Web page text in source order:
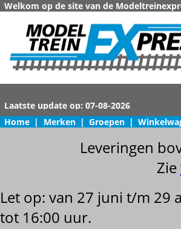
Welkom op de site van de
Home | Merken | Groepen |
Leveringen
Zie
Let op: van 27 juni t/m 29
tot 16:00 uur.